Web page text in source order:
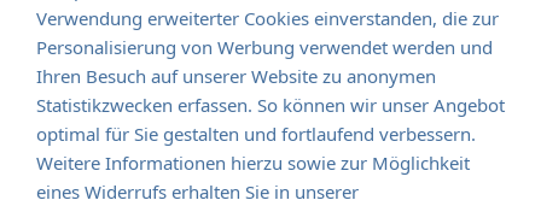
albaTours Reisen - GmbH
Senefelderstrasse 8
D - 73760 Ostfildern
fon:+49 711 44 975 0
fax: +49 711 96 888 165
Verwendung erweiterter Cookies einverstanden, die zur
Personalisierung von Werbung verwendet werden und
Ihren Besuch auf unserer Website zu anonymen
Statistikzwecken erfassen. So können wir unser Angebot
optimal für Sie gestalten und fortlaufend verbessern.
Weitere Informationen hierzu sowie zur Möglichkeit
eines Widerrufs erhalten Sie in unserer